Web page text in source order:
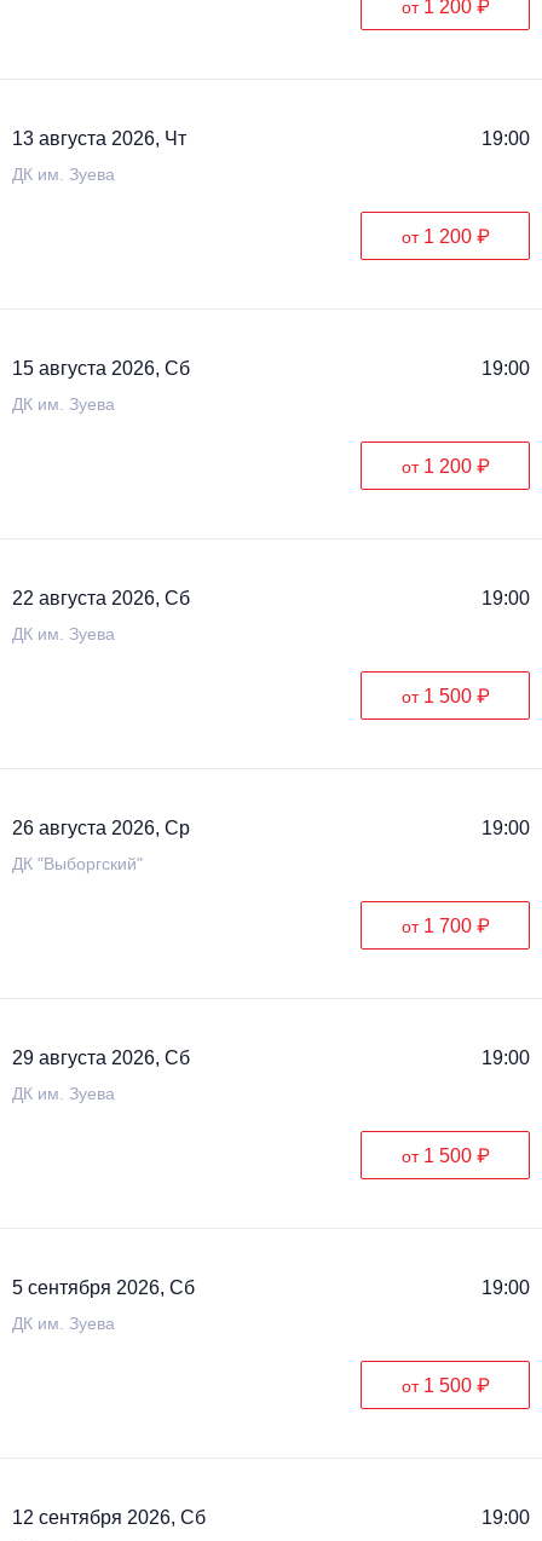
от 1 200 ₽
13 августа 2026, Чт 19:00
ДК им. Зуева
от 1 200 ₽
15 августа 2026, Сб 19:00
ДК им. Зуева
от 1 200 ₽
22 августа 2026, Сб 19:00
ДК им. Зуева
от 1 500 ₽
26 августа 2026, Ср 19:00
ДК "Выборгский"
от 1 700 ₽
29 августа 2026, Сб 19:00
ДК им. Зуева
от 1 500 ₽
5 сентября 2026, Сб 19:00
ДК им. Зуева
от 1 500 ₽
12 сентября 2026, Сб 19:00